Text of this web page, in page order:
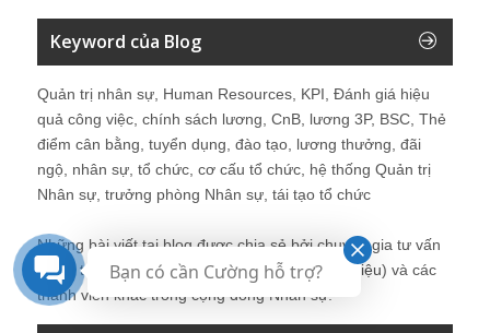
Keyword của Blog
Quản trị nhân sự, Human Resources, KPI, Đánh giá hiệu
quả công việc, chính sách lương, CnB, lương 3P, BSC, Thẻ
điểm cân bằng, tuyển dụng, đào tạo, lương thưởng, đãi
ngộ, nhân sự, tổ chức, cơ cấu tổ chức, hệ thống Quản trị
Nhân sự, trưởng phòng Nhân sự, tái tạo tổ chức
Những bài viết tại blog được chia sẻ bởi chuyên gia tư vấn
Quản trị Nhân sự Nguyễn Hùng Cường (giới thiệu) và các
thành viên khác trong cộng đồng Nhân sự.
Bạn có cần Cường hỗ trợ?